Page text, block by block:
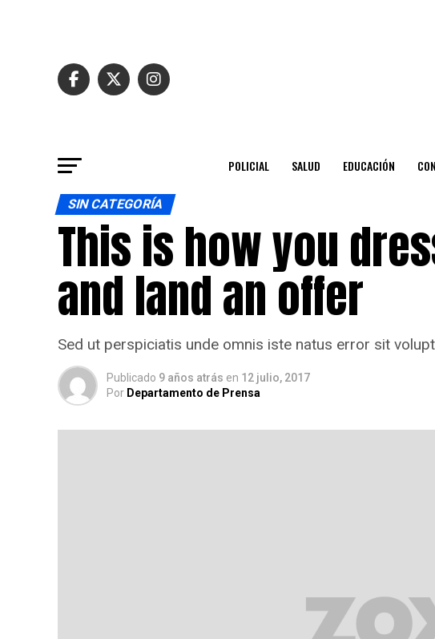
POLICIAL SALUD EDUCACIÓN
SIN CATEGORÍA
This is how you
and land an offer
Sed ut perspiciatis unde omnis iste natus error sit
Publicado 9 años atrás en 12 julio, 2017
Por Departamento de Prensa